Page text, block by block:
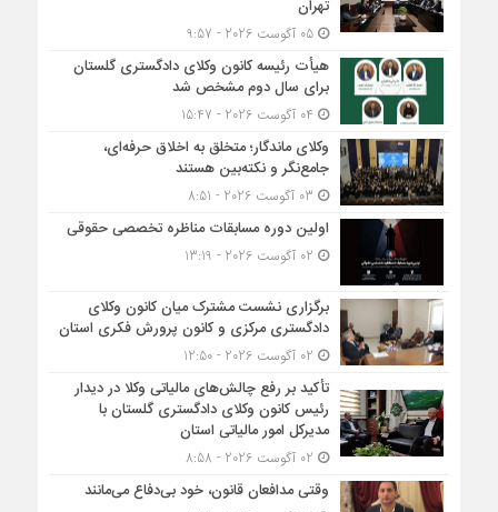
تهران
05 آگوست 2026 - 9:57
هیأت ‌رئیسه کانون وکلای دادگستری گلستان
برای سال دوم مشخص شد
وکلای ماندگار؛ متخلق به اخلاق حرفه‌ای،
جامع‌نگر و نکته‌بین هستند
اولین دوره مسابقات مناظره تخصصی حقوقی
برگزاری نشست مشترک میان کانون وکلای
دادگستری مرکزی و کانون پرورش فکری استان
تأکید بر رفع چالش‌های مالیاتی وکلا در دیدار
رئیس کانون وکلای دادگستری گلستان با
مدیرکل امور مالیاتی استان
وقتی مدافعان قانون، خود بی‌دفاع می‌مانند